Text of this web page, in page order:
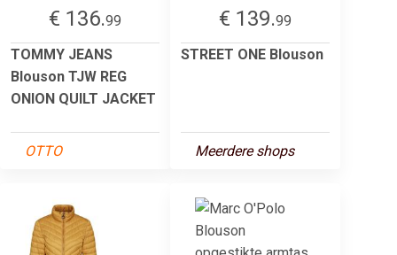
€ 136.99
TOMMY JEANS
Blouson TJW REG
ONION QUILT JACKET
OTTO
€ 139.99
STREET ONE Blouson
Meerdere shops